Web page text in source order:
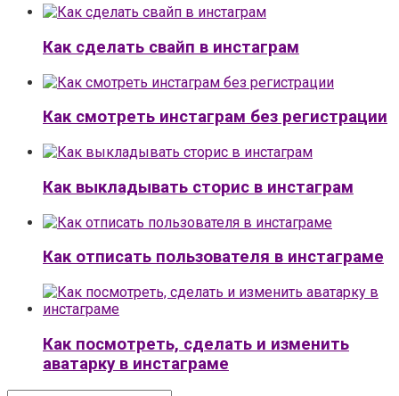
Как сделать свайп в инстаграм
Как смотреть инстаграм без регистрации
Как выкладывать сторис в инстаграм
Как отписать пользователя в инстаграме
Как посмотреть, сделать и изменить
аватарку в инстаграме